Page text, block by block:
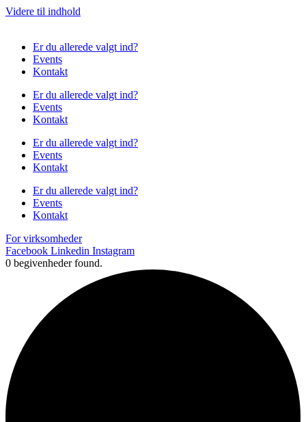
Videre til indhold
Er du allerede valgt ind?
Events
Kontakt
Er du allerede valgt ind?
Events
Kontakt
Er du allerede valgt ind?
Events
Kontakt
Er du allerede valgt ind?
Events
Kontakt
For virksomheder
Facebook Linkedin Instagram
0 begivenheder found.